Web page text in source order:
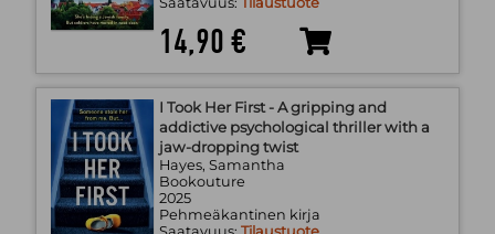
14,90 €
I Took Her First - A gripping and
addictive psychological thriller with a
jaw-dropping twist
Hayes, Samantha
Bookouture
2025
Pehmeäkantinen kirja